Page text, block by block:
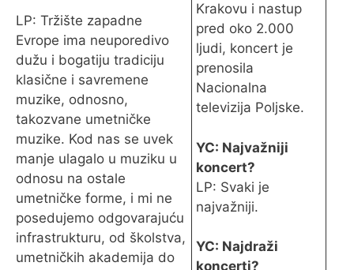
Krakovu i nastup
pred oko 2.000
ljudi, koncert je
prenosila
Nacionalna
televizija Poljske.
YC: Najvažniji
koncert?
LP: Svaki je
najvažniji.
YC: Najdraži
koncerti?
LP: Tržište zapadne
Evrope ima neuporedivo
dužu i bogatiju tradiciju
klasične i savremene
muzike, odnosno,
takozvane umetničke
muzike. Kod nas se uvek
manje ulagalo u muziku u
odnosu na ostale
umetničke forme, i mi ne
posedujemo odgovarajuću
infrastrukturu, od školstva,
umetničkih akademija do